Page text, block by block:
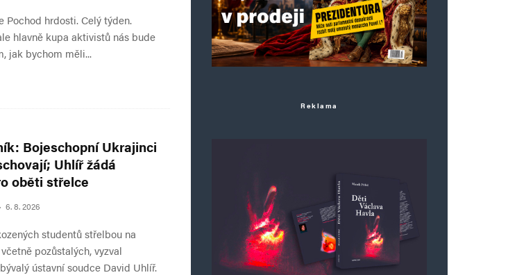
Pochod hrdosti. Celý týden.
hlavně kupa aktivistů nás bude
jak bychom měli...
Bojeschopní Ukrajinci
Uhlíř žádá
oběti střelce
· 6. 8. 2026
studentů střelbou na
pozůstalých, vyzval
ústavní soudce David Uhlíř.
Reklama